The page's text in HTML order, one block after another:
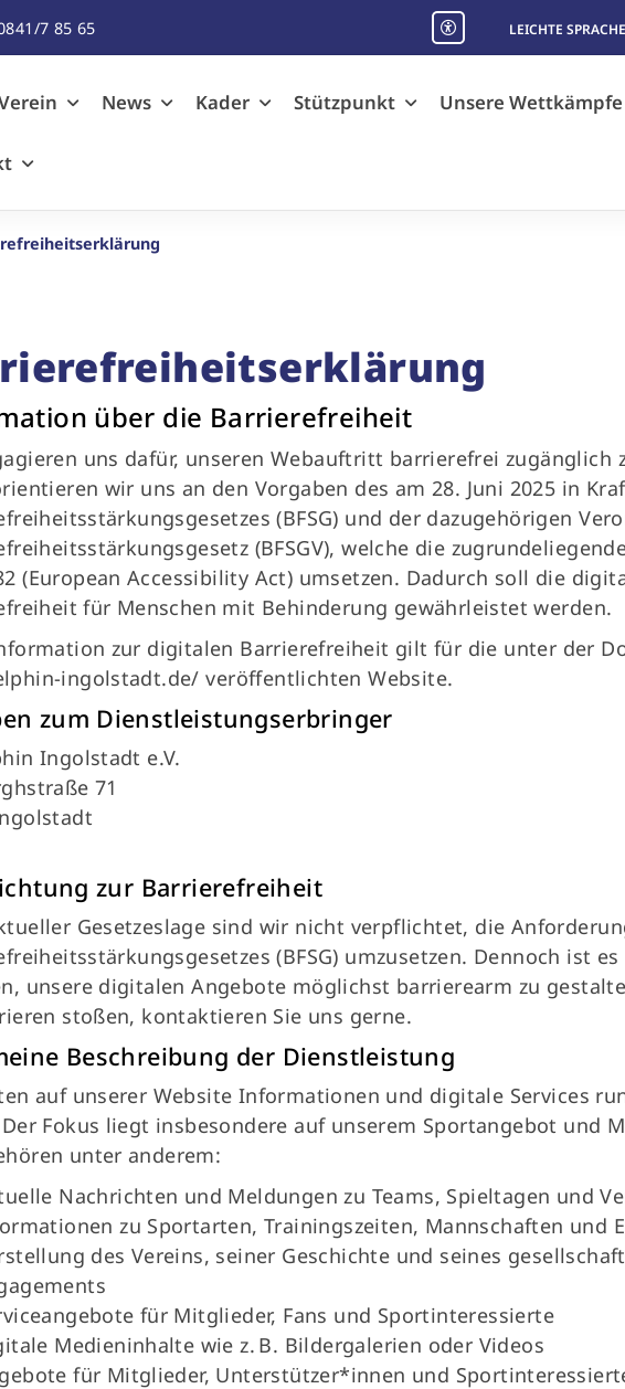
7 85 65 LEICHTE SPRACHE
News Kader Stützpunkt Unsere Wettkämpfe
über die Barrierefreiheit
uns dafür, unseren Webauftritt barrierefrei zugänglich
wir uns an den Vorgaben des am 28. Juni 2025 in
(BFSG) und der dazugehörigen
(BFSGV), welche die
(European Accessibility Act) umsetzen. Dadurch soll die
für Menschen mit Behinderung gewährleistet werden.
zur digitalen Barrierefreiheit gilt für die unter der
ingolstadt.de/ veröffentlichten Website.
zum Dienstleistungserbringer
Ingolstadt e.V.
71
zur Barrierefreiheit
Gesetzeslage sind wir nicht verpflichtet, die
(BFSG) umzusetzen. Dennoch ist
unsere digitalen Angebote möglichst barrierearm zu
stoßen, kontaktieren Sie uns gerne.
Beschreibung der Dienstleistung
auf unserer Website Informationen und digitale Services
Fokus liegt insbesondere auf unserem Sportangebot und
unter anderem:
Nachrichten und Meldungen zu Teams, Spieltagen und
zu Sportarten, Trainingszeiten, Mannschaften und
des Vereins, seiner Geschichte und seines
für Mitglieder, Fans und Sportinteressierte
Medieninhalte wie z. B. Bildergalerien oder Videos
für Mitglieder, Unterstützer*innen und
Direktlinks
News
Kader
Infopoint
Kontakt
Folgt uns gerne